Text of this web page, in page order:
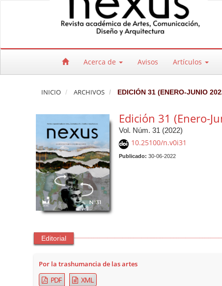
Salto rápido al contenido de la página
Navegación principal
Acerca de Avisos Artículos
INICIO ARCHIVOS EDICIÓN 31 (ENERO-JUNIO
Edición 31 (Enero-
Vol. Núm. 31 (2022)
10.25100/n.v0i31
Publicado: 30-06-2022
Editorial
Por la trashumancia de las artes
PDF XML